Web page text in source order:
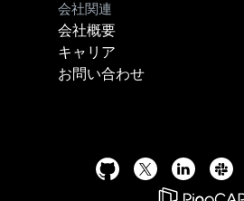
会社関連
会社概要
キャリア
お問い合わせ